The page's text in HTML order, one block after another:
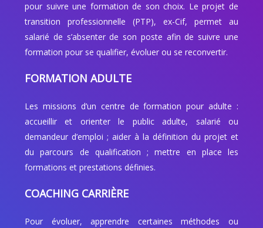
pour suivre une formation de son choix. Le projet de
transition professionnelle (PTP), ex-Cif, permet au
salarié de s’absenter de son poste afin de suivre une
formation pour se qualifier, évoluer ou se reconvertir.
FORMATION ADULTE
Les missions d’un centre de formation pour adulte :
accueillir et orienter le public adulte, salarié ou
demandeur d’emploi ; aider à la définition du projet et
du parcours de qualification ; mettre en place les
formations et prestations définies.
COACHING CARRIÈRE
Pour évoluer, apprendre certaines méthodes ou